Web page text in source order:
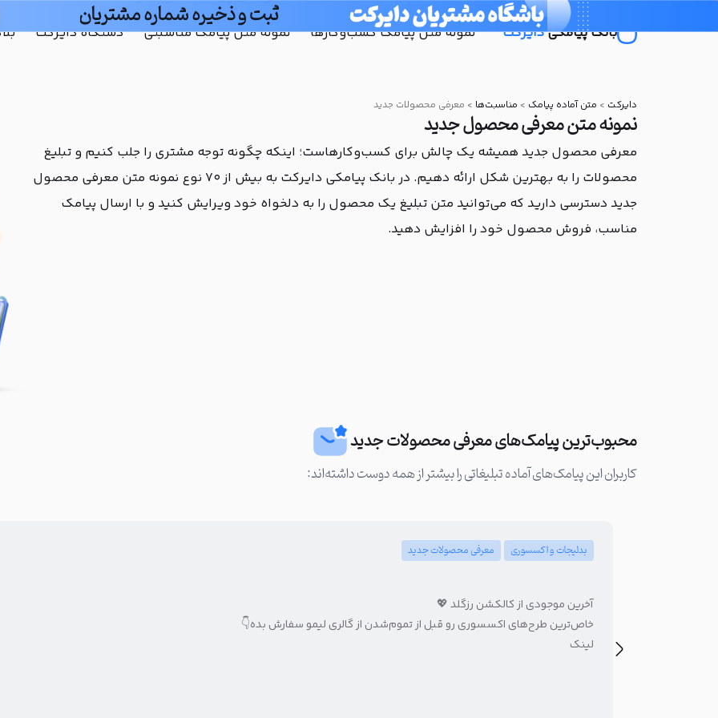
بانک پیامکیدایرکت نمونه متن پیامک کسب‌و‌کارها نمونه متن پیامک مناسبتی دستگاه دایرکت
دایرکت > متن آماده پیامک > مناسبت‌ها > معرفی محصولات جدید
نمونه متن معرفی محصول جدید
معرفی محصول جدید همیشه یک چالش برای کسب‌وکارهاست؛ اینکه چگونه توجه مشتری را جلب کنیم و تبلیغ
محصولات را به بهترین شکل ارائه دهیم. در بانک پیامکی دایرکت به بیش از ۷۰ نوع نمونه متن معرفی محصول
جدید دسترسی دارید که می‌توانید متن تبلیغ یک محصول را به دلخواه خود ویرایش کنید و با ارسال پیامک
مناسب، فروش محصول خود را افزایش دهید.
محبوب‌ترین پیامک‌های معرفی محصولات جدید
کاربران این پیامک‌های آماده تبلیغاتی را بیشتر از همه دوست داشته‌اند:
بدلیجات و اکسسوری معرفی محصولات جدید
آخرین موجودی از کالکشن رزگلد 💖
خاص‌ترین طرح‌های اکسسوری رو قبل از تموم‌شدن از گالری لیمو سفارش بده👇
لینک
ارسال پیامک خودکار